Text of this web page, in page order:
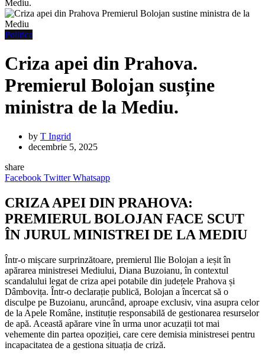
Mediu.
Politica
Criza apei din Prahova.
Premierul Bolojan susține
ministra de la Mediu.
by T Ingrid
decembrie 5, 2025
share
Facebook Twitter Whatsapp
CRIZA APEI DIN PRAHOVA:
PREMIERUL BOLOJAN FACE SCUT
ÎN JURUL MINISTREI DE LA MEDIU
Într-o mișcare surprinzătoare, premierul Ilie Bolojan a ieșit în
apărarea ministresei Mediului, Diana Buzoianu, în contextul
scandalului legat de criza apei potabile din județele Prahova și
Dâmbovița. Într-o declarație publică, Bolojan a încercat să o
disculpe pe Buzoianu, aruncând, aproape exclusiv, vina asupra celor
de la Apele Române, instituție responsabilă de gestionarea resurselor
de apă. Această apărare vine în urma unor acuzații tot mai
vehemente din partea opoziției, care cere demisia ministresei pentru
incapacitatea de a gestiona situația de criză.